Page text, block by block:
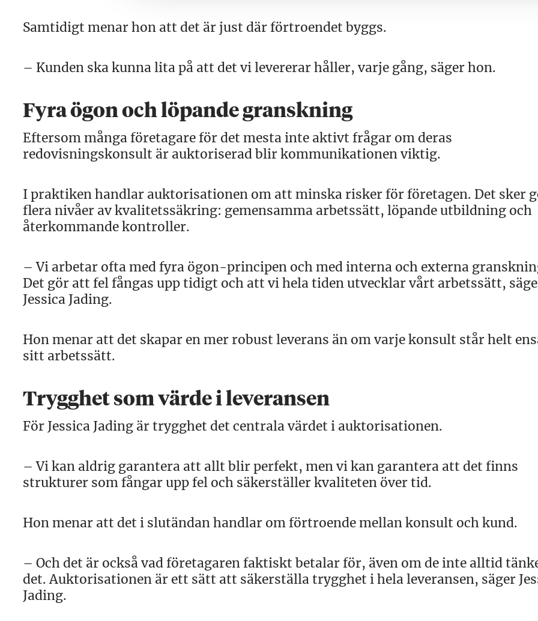
Samtidigt menar hon att det är just där förtroendet byggs.
– Kunden ska kunna lita på att det vi levererar håller, varje gång, säger hon.
Fyra ögon och löpande granskning
Eftersom många företagare för det mesta inte aktivt frågar om deras
redovisningskonsult är auktoriserad blir kommunikationen viktig.
I praktiken handlar auktorisationen om att minska risker för företagen. Det sker
flera nivåer av kvalitetssäkring: gemensamma arbetssätt, löpande utbildning och
återkommande kontroller.
– Vi arbetar ofta med fyra ögon-principen och med interna och externa
Det gör att fel fångas upp tidigt och att vi hela tiden utvecklar vårt arbetssätt,
Jessica Jading.
Hon menar att det skapar en mer robust leverans än om varje konsult står helt
sitt arbetssätt.
Trygghet som värde i leveransen
För Jessica Jading är trygghet det centrala värdet i auktorisationen.
– Vi kan aldrig garantera att allt blir perfekt, men vi kan garantera att det finns
strukturer som fångar upp fel och säkerställer kvaliteten över tid.
Hon menar att det i slutändan handlar om förtroende mellan konsult och kund.
– Och det är också vad företagaren faktiskt betalar för, även om de inte alltid
det. Auktorisationen är ett sätt att säkerställa trygghet i hela leveransen, säger
Jading.